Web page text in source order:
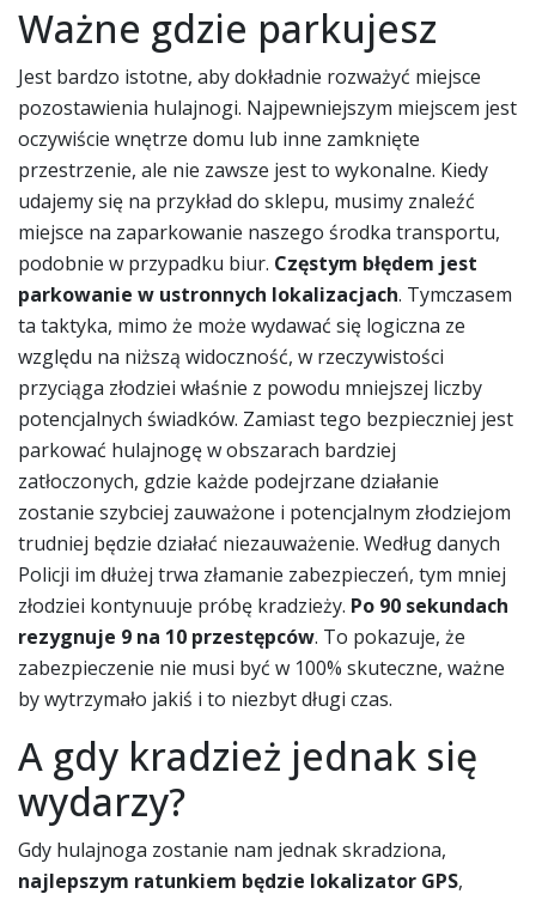
Ważne gdzie parkujesz
Jest bardzo istotne, aby dokładnie rozważyć miejsce
pozostawienia hulajnogi. Najpewniejszym miejscem jest
oczywiście wnętrze domu lub inne zamknięte
przestrzenie, ale nie zawsze jest to wykonalne. Kiedy
udajemy się na przykład do sklepu, musimy znaleźć
miejsce na zaparkowanie naszego środka transportu,
podobnie w przypadku biur. Częstym błędem jest
parkowanie w ustronnych lokalizacjach. Tymczasem
ta taktyka, mimo że może wydawać się logiczna ze
względu na niższą widoczność, w rzeczywistości
przyciąga złodziei właśnie z powodu mniejszej liczby
potencjalnych świadków. Zamiast tego bezpieczniej jest
parkować hulajnogę w obszarach bardziej
zatłoczonych, gdzie każde podejrzane działanie
zostanie szybciej zauważone i potencjalnym złodziejom
trudniej będzie działać niezauważenie. Według danych
Policji im dłużej trwa złamanie zabezpieczeń, tym mniej
złodziei kontynuuje próbę kradzieży. Po 90 sekundach
rezygnuje 9 na 10 przestępców. To pokazuje, że
zabezpieczenie nie musi być w 100% skuteczne, ważne
by wytrzymało jakiś i to niezbyt długi czas.
A gdy kradzież jednak się
wydarzy?
Gdy hulajnoga zostanie nam jednak skradziona,
najlepszym ratunkiem będzie lokalizator GPS,